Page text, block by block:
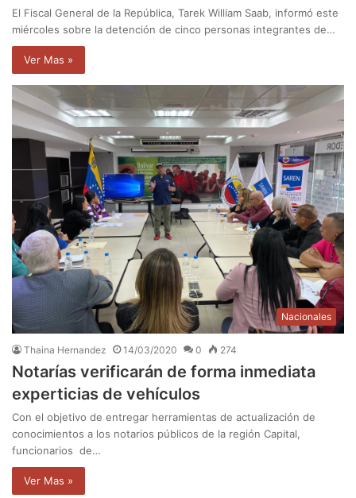
El Fiscal General de la República, Tarek William Saab, informó este
miércoles sobre la detención de cinco personas integrantes de…
Ver Mas »
Nacionales
Thaina Hernandez 14/03/2020 0 274
Notarías verificarán de forma inmediata
experticias de vehículos
Con el objetivo de entregar herramientas de actualización de
conocimientos a los notarios públicos de la región Capital,
funcionarios de…
Ver Mas »